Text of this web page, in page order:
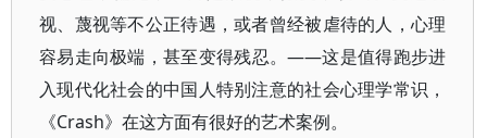
视、蔑视等不公正待遇，或者曾经被虐待的人，心理
容易走向极端，甚至变得残忍。——这是值得跑步进
入现代化社会的中国人特别注意的社会心理学常识，
《Crash》在这方面有很好的艺术案例。